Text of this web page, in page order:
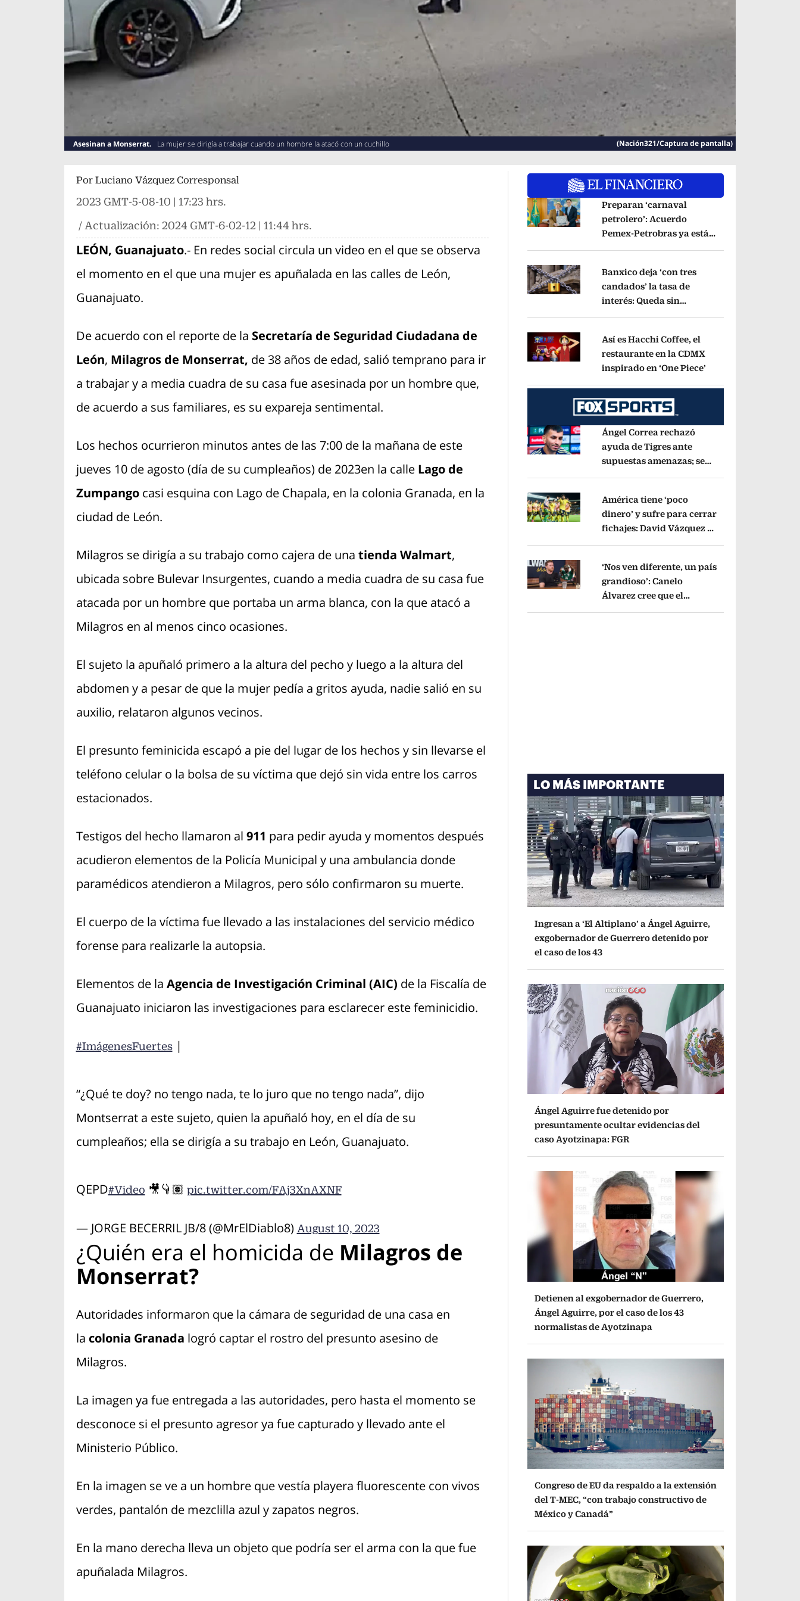
Asesinan a Monserrat. La mujer se dirigía a trabajar cuando un hombre la atacó con un cuchillo (Nación321/Captura de pantalla)
Por Luciano Vázquez Corresponsal
2023 GMT-5-08-10 | 17:23 hrs.
/ Actualización: 2024 GMT-6-02-12 | 11:44 hrs.
LEÓN, Guanajuato.- En redes social circula un video en el que se observa
el momento en el que una mujer es apuñalada en las calles de León,
Guanajuato.
De acuerdo con el reporte de la Secretaría de Seguridad Ciudadana de
León, Milagros de Monserrat, de 38 años de edad, salió temprano para ir
a trabajar y a media cuadra de su casa fue asesinada por un hombre que,
de acuerdo a sus familiares, es su expareja sentimental.
Los hechos ocurrieron minutos antes de las 7:00 de la mañana de este
jueves 10 de agosto (día de su cumpleaños) de 2023en la calle Lago de
Zumpangocasi esquina con Lago de Chapala, en la colonia Granada, en la
ciudad de León.
Milagros se dirigía a su trabajo como cajera de una tienda Walmart,
ubicada sobre Bulevar Insurgentes, cuando a media cuadra de su casa fue
atacada por un hombre que portaba un arma blanca, con la que atacó a
Milagros en al menos cinco ocasiones.
El sujeto la apuñaló primero a la altura del pecho y luego a la altura del
abdomen y a pesar de que la mujer pedía a gritos ayuda, nadie salió en su
auxilio, relataron algunos vecinos.
El presunto feminicida escapó a pie del lugar de los hechos y sin llevarse el
teléfono celular o la bolsa de su víctima que dejó sin vida entre los carros
estacionados.
Testigos del hecho llamaron al 911 para pedir ayuda y momentos después
acudieron elementos de la Policía Municipal y una ambulancia donde
paramédicos atendieron a Milagros, pero sólo confirmaron su muerte.
El cuerpo de la víctima fue llevado a las instalaciones del servicio médico
forense para realizarle la autopsia.
Elementos de la Agencia de Investigación Criminal (AIC) de la Fiscalía de
Guanajuato iniciaron las investigaciones para esclarecer este feminicidio.
#ImágenesFuertes|
“¿Qué te doy? no tengo nada, te lo juro que no tengo nada”, dijo
Montserrat a este sujeto, quien la apuñaló hoy, en el día de su
cumpleaños; ella se dirigía a su trabajo en León, Guanajuato.
QEPD#Video 🎥👇🏽 pic.twitter.com/FAj3XnAXNF
— JORGE BECERRIL JB/8 (@MrElDiablo8) August 10, 2023
¿Quién era el homicida de Milagros de
Monserrat?
Autoridades informaron que la cámara de seguridad de una casa en
la colonia Granada logró captar el rostro del presunto asesino de
Milagros.
La imagen ya fue entregada a las autoridades, pero hasta el momento se
desconoce si el presunto agresor ya fue capturado y llevado ante el
Ministerio Público.
En la imagen se ve a un hombre que vestía playera fluorescente con vivos
verdes, pantalón de mezclilla azul y zapatos negros.
En la mano derecha lleva un objeto que podría ser el arma con la que fue
apuñalada Milagros.
Opens in new window
Preparan ‘carnaval
petrolero’: Acuerdo
Pemex-Petrobras ya está
Opens in new window
Banxico deja ‘con tres
candados’ la tasa de
interés: Queda sin
Opens in new window
Así es Hacchi Coffee, el
restaurante en la CDMX
inspirado en ‘One Piece’
Opens in new window
Ángel Correa rechazó
ayuda de Tigres ante
supuestas amenazas; se
Opens in new window
América tiene ‘poco
dinero’ y sufre para cerrar
fichajes: David Vázquez se
Opens in new window
‘Nos ven diferente, un país
grandioso’: Canelo
Álvarez cree que el
LO MÁS IMPORTANTE
Ingresan a ‘El Altiplano’ a Ángel Aguirre,
exgobernador de Guerrero detenido por
el caso de los 43
Ángel Aguirre fue detenido por
presuntamente ocultar evidencias del
caso Ayotzinapa: FGR
Detienen al exgobernador de Guerrero,
Ángel Aguirre, por el caso de los 43
normalistas de Ayotzinapa
Congreso de EU da respaldo a la extensión
del T-MEC, “con trabajo constructivo de
México y Canadá”